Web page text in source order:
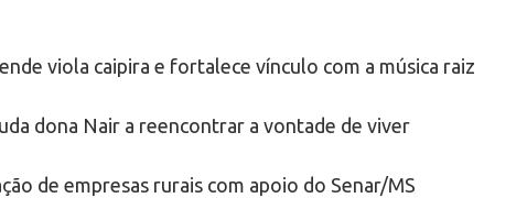
viola caipira e fortalece vínculo com a música raiz
dona Nair a reencontrar a vontade de viver
de empresas rurais com apoio do Senar/MS